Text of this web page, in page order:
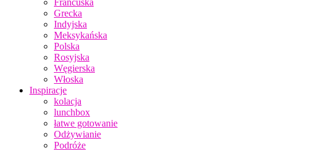
Francuska
Grecka
Indyjska
Meksykańska
Polska
Rosyjska
Węgierska
Włoska
Inspiracje
kolacja
lunchbox
łatwe gotowanie
Odżywianie
Podróże